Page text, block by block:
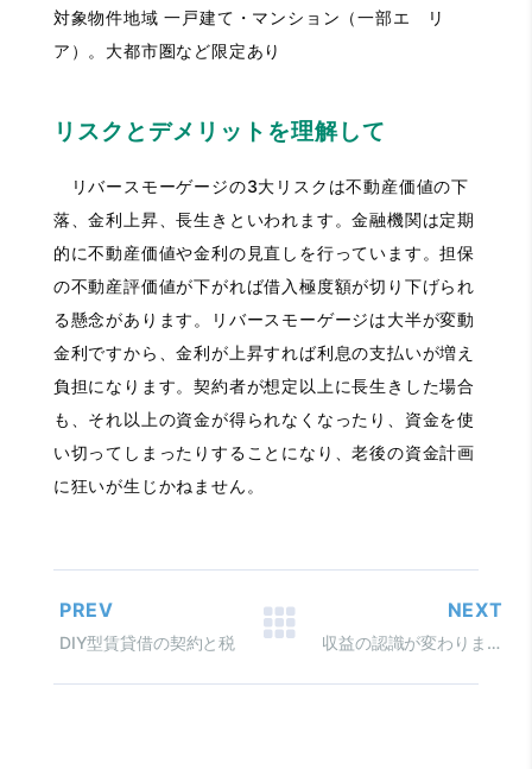
対象物件地域 一戸建て・マンション（一部エ リ
ア）。大都市圏など限定あり
リスクとデメリットを理解して
リバースモーゲージの3大リスクは不動産価値の下
落、金利上昇、長生きといわれます。金融機関は定期
的に不動産価値や金利の見直しを行っています。担保
の不動産評価値が下がれば借入極度額が切り下げられ
る懸念があります。リバースモーゲージは大半が変動
金利ですから、金利が上昇すれば利息の支払いが増え
負担になります。契約者が想定以上に長生きした場合
も、それ以上の資金が得られなくなったり、資金を使
い切ってしまったりすることになり、老後の資金計画
に狂いが生じかねません。
PREV
DIY型賃貸借の契約と税
NEXT
収益の認識が変わります 割賦販売の処理